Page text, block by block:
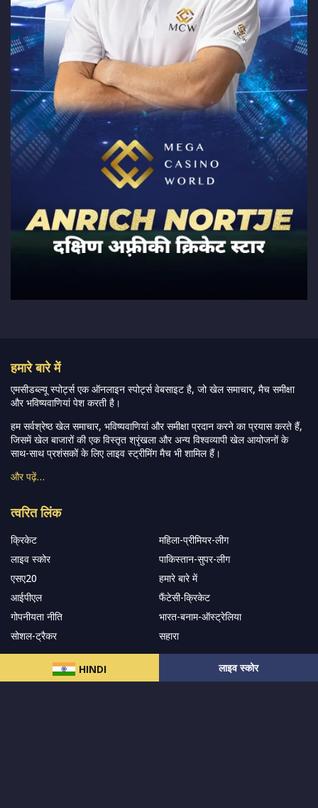
HINDI लाइव स्कोर
हमारे बारे में
एमसीडब्ल्यू स्पोर्ट्स एक ऑनलाइन स्पोर्ट्स वेबसाइट है, जो खेल समाचार, मैच समीक्षा
और भविष्यवाणियां पेश करती है।
हम सर्वश्रेष्ठ खेल समाचार, भविष्यवाणियां और समीक्षा प्रदान करने का प्रयास करते हैं,
जिसमें खेल बाजारों की एक विस्तृत श्रृंखला और अन्य विश्वव्यापी खेल आयोजनों के
साथ-साथ प्रशंसकों के लिए लाइव स्ट्रीमिंग मैच भी शामिल हैं।
और पढ़ें…
त्वरित लिंक
क्रिकेट
महिला-प्रीमियर-लीग
लाइव स्कोर
पाकिस्तान-सुपर-लीग
एसए20
हमारे बारे में
आईपीएल
फैंटेसी-क्रिकेट
गोपनीयता नीति
भारत-बनाम-ऑस्ट्रेलिया
सोशल-ट्रैकर
सहारा
हमारे समाचार पत्र के सदस्य बनें